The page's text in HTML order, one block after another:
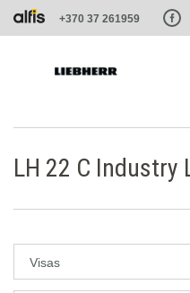
Paste this code as high in
+370 37 261959
LH 22 C Industry
Visas